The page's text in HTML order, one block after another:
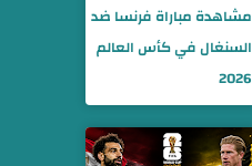
مشاهدة مباراة فرنسا ضد
السنغال في كأس العالم
2026